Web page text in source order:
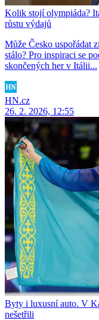
Kolik stojí olympiáda?
růstu výdajů
Může Česko uspořádat
stálo? Pro inspiraci se
skončených her v Itálii...
HN.cz
26. 2. 2026, 12:55
Byty i luxusní auto. V
nešetřili